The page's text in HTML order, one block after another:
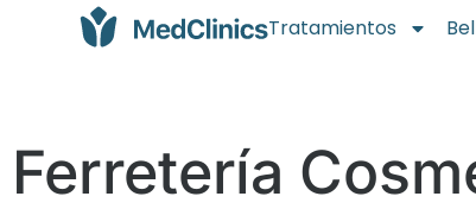
Tratamientos
Ferretería